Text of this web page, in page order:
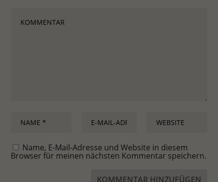
Name, E-Mail-Adresse und Website in diesem
Browser für meinen nächsten Kommentar speichern.